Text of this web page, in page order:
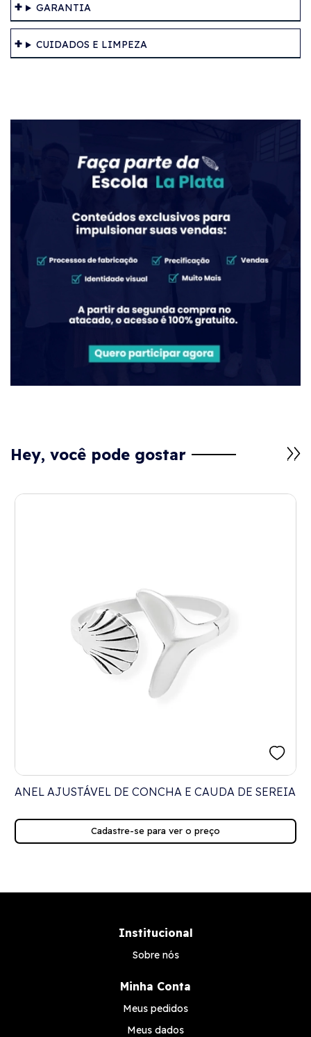
GARANTIA
CUIDADOS E LIMPEZA
Hey, você pode gostar
ANEL AJUSTÁVEL DE CONCHA E CAUDA DE SEREIA
Cadastre-se para ver o preço
Institucional
Sobre nós
Minha Conta
Meus pedidos
Meus dados